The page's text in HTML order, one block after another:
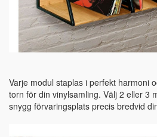
Varje modul staplas i perfekt harmoni
torn för din vinylsamling. Välj 2 eller 3
snygg förvaringsplats precis bredvid